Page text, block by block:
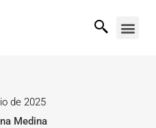
de 2025
Medina